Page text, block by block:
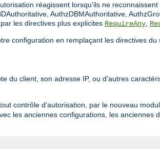
réagissent lorsqu'ils ne
AuthzDBMAuthoritative,
les directives plus explicites RequireAny,
configuration en remplaçant les directives du
du client, son adresse IP, ou d'autres
contrôle d'autorisation, par le nouveau
les anciennes configurations, les